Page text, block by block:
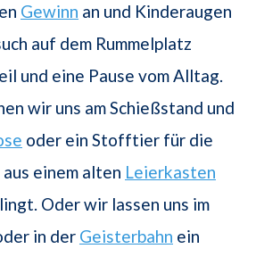
Gewinn an und Kinderaugen
auf dem Rummelplatz
und eine Pause vom Alltag.
wir uns am Schießstand und
oder ein Stofftier für die
einem alten Leierkasten
Oder wir lassen uns im
in der Geisterbahn ein